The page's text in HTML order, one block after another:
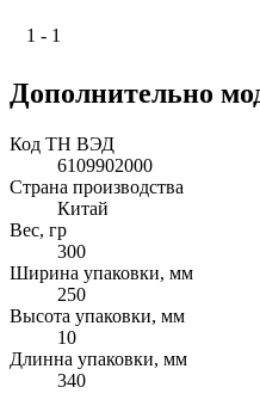
1 - 1
Дополнительно
Код ТН ВЭД
6109902000
Страна производства
Китай
Вес, гр
300
Ширина упаковки, мм
250
Высота упаковки, мм
10
Длинна упаковки, мм
340